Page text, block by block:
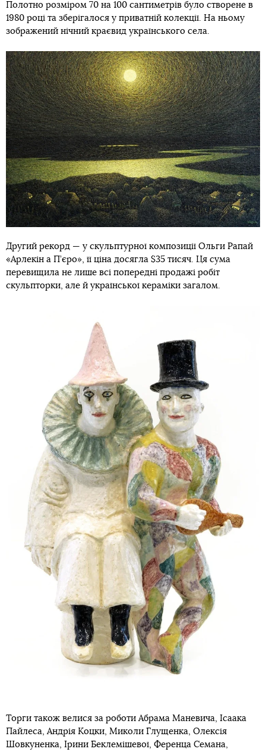
Полотно розміром 70 на 100 сантиметрів було створене в
1980 році та зберігалося у приватній колекції. На ньому
зображений нічний краєвид українського села.
Другий рекорд — у скульптурної композиції Ольги Рапай
«Арлекін а П’єро», її ціна досягла $35 тисяч. Ця сума
перевищила не лише всі попередні продажі робіт
скульпторки, але й української кераміки загалом.
Торги також велися за роботи Абрама Маневича, Ісаака
Пайлеса, Андрія Коцки, Миколи Глущенка, Олексія
Шовкуненка, Ірини Беклемішевої, Ференца Семана,